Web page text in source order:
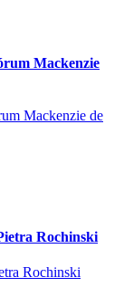
Mackenzie
Rochinski